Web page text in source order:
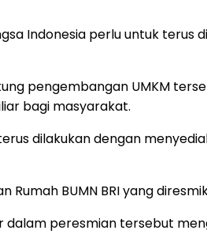
Indonesia perlu untuk
pengembangan UMKM
bagi masyarakat.
dilakukan dengan
Rumah BUMN BRI yang
dalam peresmian tersebut